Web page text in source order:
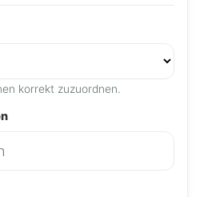
korrekt zuzuordnen.